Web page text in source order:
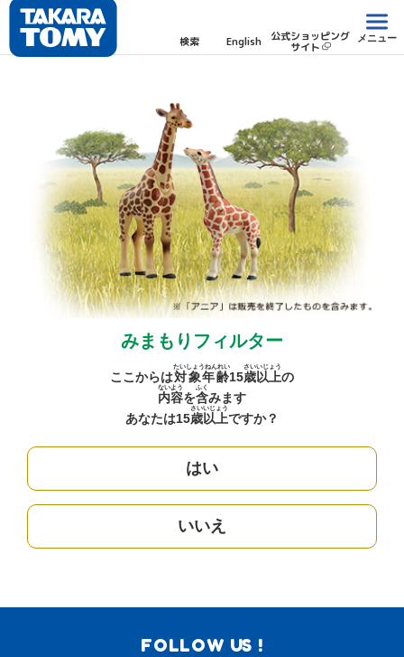
検索 English 公式ショッピング
サイト
メニュー
みまもりフィルター
ここからは対象年齢
たいしょうねんれい
15歳
さい
以上
いじょう
の
内容
ないよう
を含
ふく
みます
あなたは15歳
さい
以上
いじょう
ですか？
はい
いいえ
FOLLOW US !